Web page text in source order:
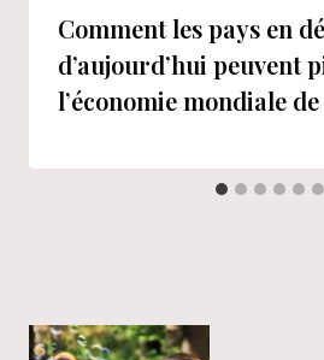
Comment les pays en
d’aujourd’hui peuvent
l’économie mondiale